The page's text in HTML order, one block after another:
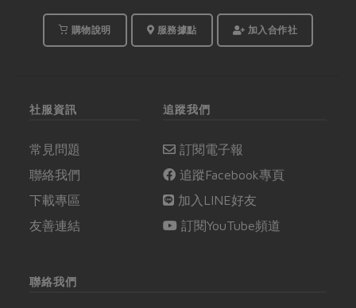
購物說明 服務據點 加入合作社
社服資訊
常見問題
聯絡我們
下載專區
友善連結
追蹤我們
訂閱電子報
追蹤Facebook專頁
加入LINE好友
訂閱YouTube頻道
聯絡我們